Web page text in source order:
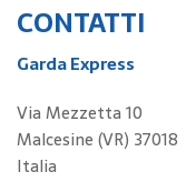
CONTATTI
Garda Express
Via Mezzetta 10
Malcesine (VR) 37018
Italia